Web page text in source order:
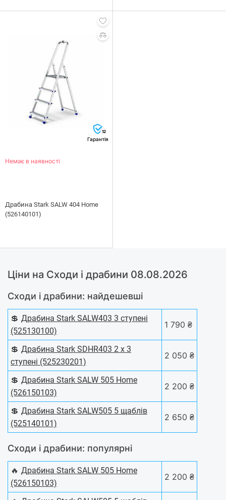
12
Гарантія
Немає в наявності
Драбина Stark SALW 404 Home
(526140101)
Ціни на Сходи і драбини 08.08.2026
Сходи і драбини: найдешевші
💲 Драбина Stark SALW403 3 ступені
(525130100)
1 790 ₴
💲 Драбина Stark SDHR403 2 х 3
ступені (525230201)
2 050 ₴
💲 Драбина Stark SALW 505 Home
(526150103)
2 200 ₴
💲 Драбина Stark SALW505 5 щаблів
(525140101)
2 650 ₴
Сходи і драбини: популярні
🔥 Драбина Stark SALW 505 Home
(526150103)
2 200 ₴